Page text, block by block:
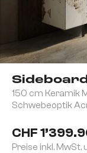
150 cm Keramik
Schwebeoptik
CHF
Preise inkl. MwSt.